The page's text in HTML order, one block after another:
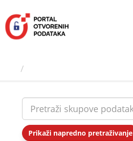
sadržaj
Prikaži napredno pretraživanje